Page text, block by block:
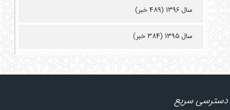
سال 1396 (489 خبر)
سال 1395 (384 خبر)
دسترسی سریع